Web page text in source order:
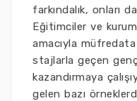
farkındalık, onları
Eğitimciler ve
amacıyla
stajlarla geçen
kazandırmaya
gelen bazı